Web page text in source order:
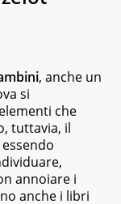
, anche un
si
che
tuttavia, il
annoiare i
anche i libri